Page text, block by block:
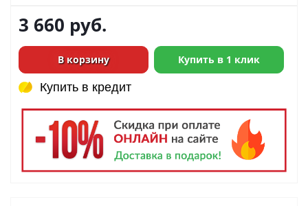
3 660 руб.
В корзину Купить в 1 клик
Купить в кредит
Купить в кредит